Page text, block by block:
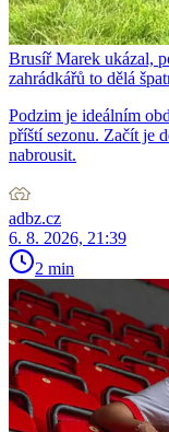
Brusíř Marek ukázal,
zahrádkářů to dělá
Podzim je ideálním
příští sezonu. Začít je
nabrousit.
adbz.cz
6. 8. 2026, 21:39
2 min